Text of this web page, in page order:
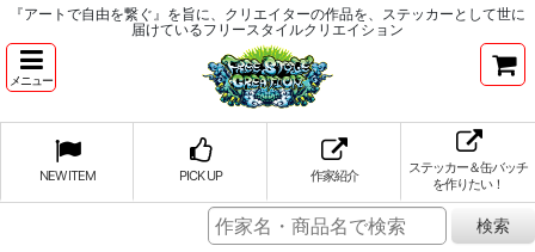
『アートで自由を繋ぐ』を旨に、クリエイターの作品を、ステッカーとして世に
届けているフリースタイルクリエイション
メニュー
NEW ITEM PICK UP 作家紹介
ステッカー＆缶バッチ
を作りたい！